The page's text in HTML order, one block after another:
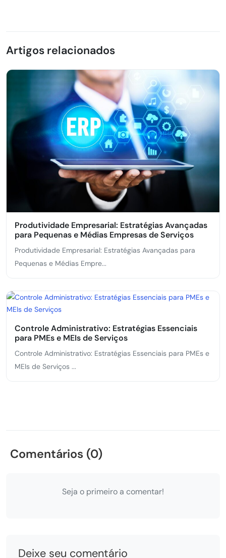
Artigos relacionados
Produtividade Empresarial: Estratégias Avançadas
para Pequenas e Médias Empresas de Serviços
Produtividade Empresarial: Estratégias Avançadas para
Pequenas e Médias Empre...
Controle Administrativo: Estratégias Essenciais
para PMEs e MEIs de Serviços
Controle Administrativo: Estratégias Essenciais para PMEs e
MEIs de Serviços ...
Comentários (0)
Seja o primeiro a comentar!
Deixe seu comentário